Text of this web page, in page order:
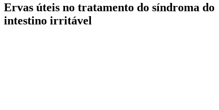
Ervas úteis no tratamento do síndroma do
intestino irritável